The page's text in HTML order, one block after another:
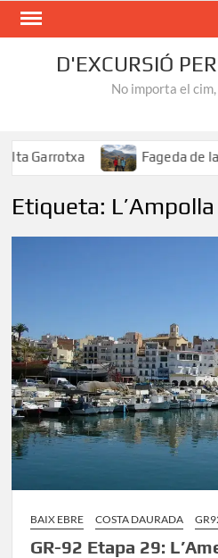
Skip
D'EXCURSIÓ
No importa el
Fageda de la
Etiqueta: L’Ampolla
BAIX EBRE COSTA DAURADA
GR-92 Etapa 29: